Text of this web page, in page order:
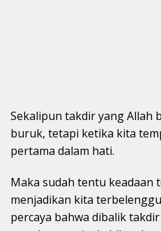
Sekalipun takdir yang Allah
buruk, tetapi ketika kita
pertama dalam hati.
Maka sudah tentu keadaan
menjadikan kita
percaya bahwa dibalik